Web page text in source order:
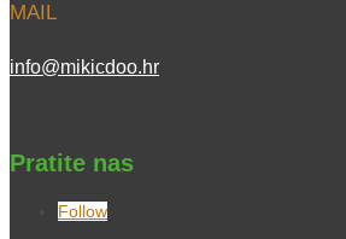
MAIL
info@mikicdoo.hr
Pratite nas
Follow